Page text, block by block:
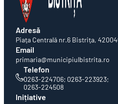
Adresă
Piaţa Centrală nr.6 Bistriţa, 420040
Email
primaria@municipiulbistrita.ro
Telefon
0263-224706; 0263-223923;
0263-224508
Inițiative
Europene